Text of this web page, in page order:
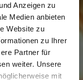
Anzeigen zu
Medien anbieten
Website zu
zu Ihrer
Partner für
weiter. Unsere
mit